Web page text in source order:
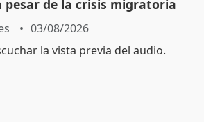
pesar de la crisis migratoria
03/08/2026